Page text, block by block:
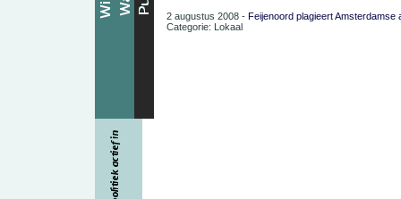
2 augustus 2008 - Feijenoord plagieert Amsterdamse
Categorie: Lokaal